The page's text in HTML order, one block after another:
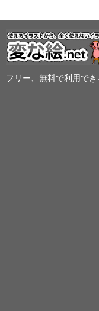
フリー、無料で利用で